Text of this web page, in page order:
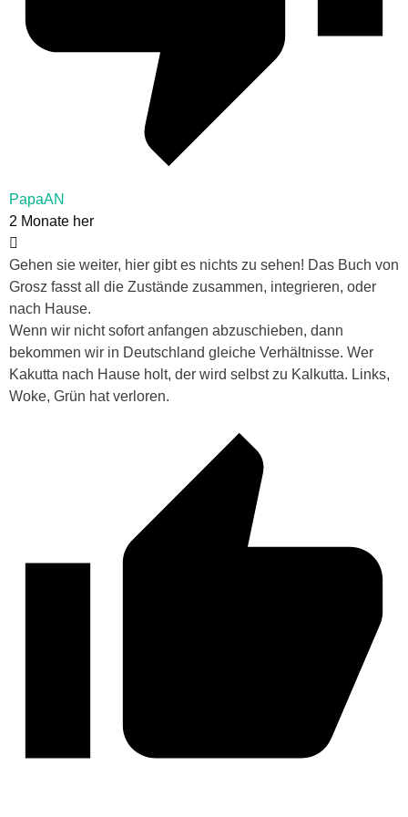
PapaAN
2 Monate her
Gehen sie weiter, hier gibt es nichts zu sehen! Das Buch von
Grosz fasst all die Zustände zusammen, integrieren, oder
nach Hause.
Wenn wir nicht sofort anfangen abzuschieben, dann
bekommen wir in Deutschland gleiche Verhältnisse. Wer
Kakutta nach Hause holt, der wird selbst zu Kalkutta. Links,
Woke, Grün hat verloren.